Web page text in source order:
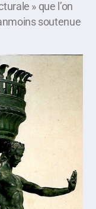
» que l’on
soutenue